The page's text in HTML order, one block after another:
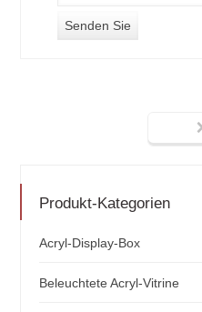
Produkt-Kategorien
Acryl-Display-Box
Beleuchtete Acryl-Vitrine